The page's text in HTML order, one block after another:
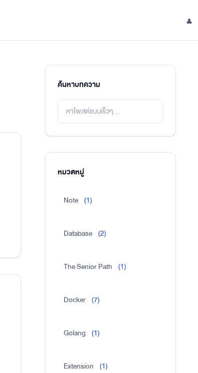
Profile
👤
ค้นหาบทความ
หมวดหมู่
Note (1)
Database (2)
The Senior Path (1)
Docker (7)
Golang (1)
Extension (1)